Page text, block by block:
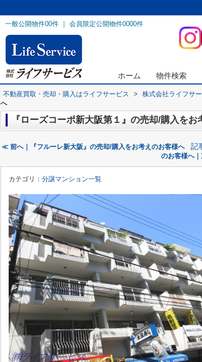
一般公開物件00件 ｜ 会員限定公開物件0000件
ホーム 物件検索
不動産買取・売却・購入はライフサービス > 株式会社ライフサ
へ
『ローズコーポ新大阪第１』の売却/購入をお
≪ 前へ｜『フルーレ新大阪』の売却/購入をお考えのお客様へ 記
のお客様へ
カテゴリ： 分譲マンション一覧